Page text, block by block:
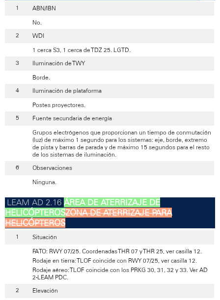
ABN/IBN
No.
WDI
1 cerca S3, 1 cerca de TDZ 25. LGTD.
Iluminación de TWY
Borde.
Iluminación de plataforma
Postes proyectores.
Fuente secundaria de energía
Grupos electrógenos que proporcionan un tiempo de conmutación
(luz) de máximo 1 segundo para los sistemas: eje, borde, extremo
de pista y barras de parada y de máximo 15 segundos para el resto
de los sistemas de iluminación.
Observaciones
Ninguna.
ÁREA DE ATERRIZAJE DE
HELICÓPTEROSZONA DE ATERRIZAJE PARA
HELICÓPTEROS
Situación
FATO: RWY 07/25. Coordenadas THR 07 y THR 25, ver casilla 12.
Rodaje en tierra: TLOF coincide con RWY 07/25, ver casilla 12.
Rodaje aéreo: TLOF coincide con los PRKG 30, 31, 32 y 33. Ver AD
2-LEAM PDC.
Elevación